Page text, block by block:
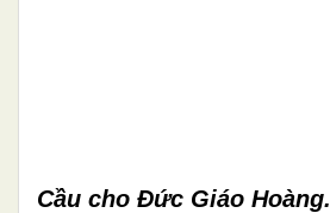
Cầu cho Đức Giáo Hoàng.